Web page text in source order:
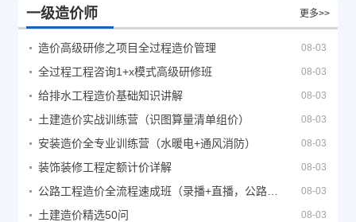
一级造价师 更多>>
造价高级研修之项目全过程造价管理 08-03
全过程工程咨询1+x模式高级研修班 08-03
给排水工程造价基础知识讲解 08-03
土建造价实战训练营（识图算量清单组价） 08-03
安装造价全专业训练营（水暖电+通风消防） 08-03
装饰装修工程定额计价详解 08-03
08-03
土建造价精选50问 08-03